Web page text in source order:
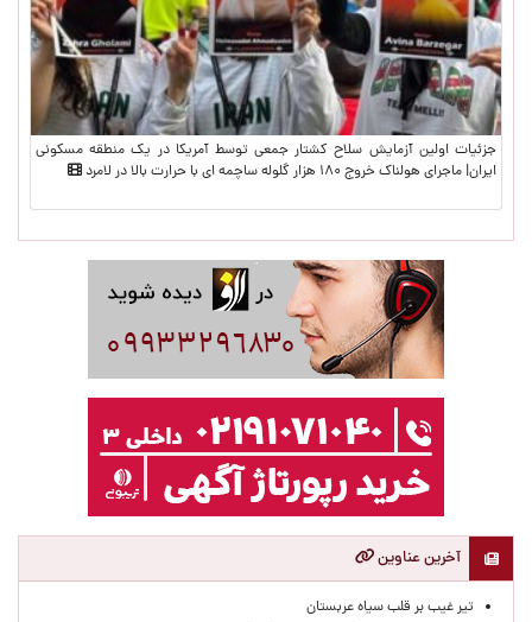
جزئیات اولین آزمایش سلاح کشتار جمعی توسط آمریکا در یک منطقه مسکونی
ایران| ماجرای هولناک خروج ۱۸۰ هزار گلوله ساچمه ای با حرارت بالا در لامرد
آخرین عناوین
تیر غیب بر قلب سیاه عربستان